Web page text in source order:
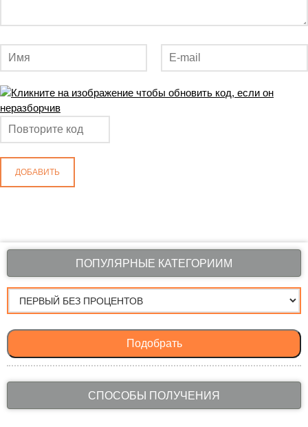
ДОБАВИТЬ
ПОПУЛЯРНЫЕ КАТЕГОРИИМ
Подобрать
СПОСОБЫ ПОЛУЧЕНИЯ